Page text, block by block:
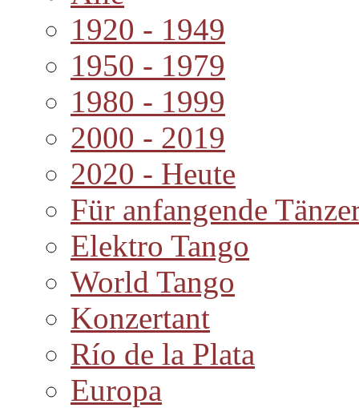
1920 - 1949
1950 - 1979
1980 - 1999
2000 - 2019
2020 - Heute
Für anfangende
Elektro Tango
World Tango
Konzertant
Río de la Plata
Europa